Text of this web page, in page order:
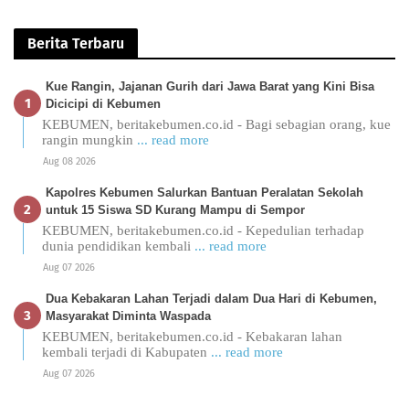
Berita Terbaru
Kue Rangin, Jajanan Gurih dari Jawa Barat yang Kini Bisa
Dicicipi di Kebumen
KEBUMEN, beritakebumen.co.id - Bagi sebagian orang, kue
rangin mungkin ... read more
Aug 08 2026
Kapolres Kebumen Salurkan Bantuan Peralatan Sekolah
untuk 15 Siswa SD Kurang Mampu di Sempor
KEBUMEN, beritakebumen.co.id - Kepedulian terhadap
dunia pendidikan kembali ... read more
Aug 07 2026
Dua Kebakaran Lahan Terjadi dalam Dua Hari di Kebumen,
Masyarakat Diminta Waspada
KEBUMEN, beritakebumen.co.id - Kebakaran lahan
kembali terjadi di Kabupaten ... read more
Aug 07 2026